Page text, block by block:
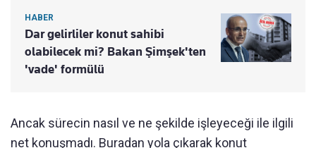
HABER
Dar gelirliler konut sahibi
olabilecek mi? Bakan Şimşek'ten
'vade' formülü
Ancak sürecin nasıl ve ne şekilde işleyeceği ile ilgili
net konuşmadı. Buradan yola çıkarak konut